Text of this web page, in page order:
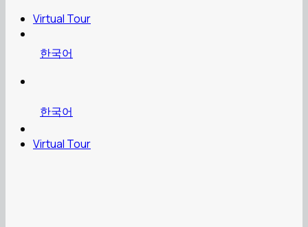
Virtual Tour
한국어
한국어
Virtual Tour